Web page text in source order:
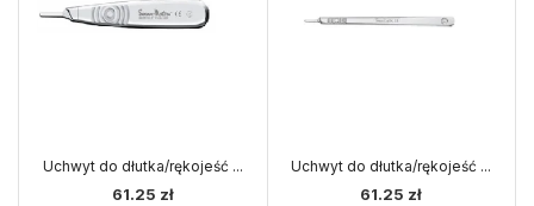
Uchwyt do dłutka/rękojeść ...
61.25 zł
Uchwyt do dłutka/rękojeść ...
61.25 zł